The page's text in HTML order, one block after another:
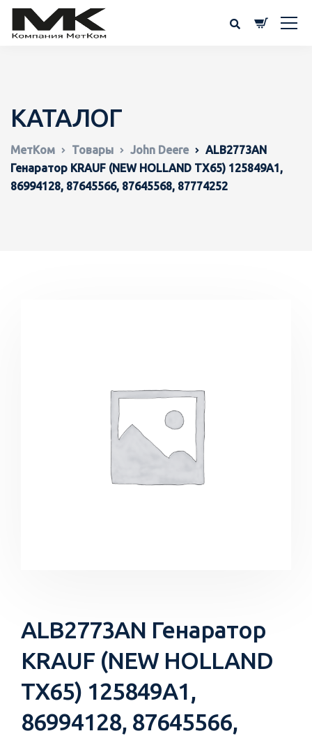
КАТАЛОГ
МетКом Товары John Deere
ALB2773AN
Генаратор KRAUF (NEW HOLLAND TX65) 125849A1,
86994128, 87645566, 87645568, 87774252
ALB2773AN Генаратор
KRAUF (NEW HOLLAND
TX65) 125849A1,
86994128, 87645566,